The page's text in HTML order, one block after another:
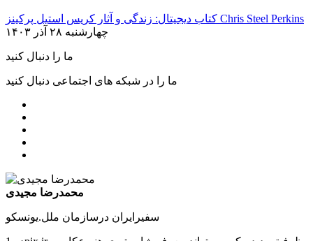
کتاب دیجیتال: زندگی و آثار کریس استیل پرکینز Chris Steel Perkins
چهارشنبه ۲۸ آذر ۱۴۰۳
ما را دنبال کنید
ما را در شبکه های اجتماعی دنبال کنید
محمدرضا مجیدی
سفیرایران درسازمان ملل.یونسکو